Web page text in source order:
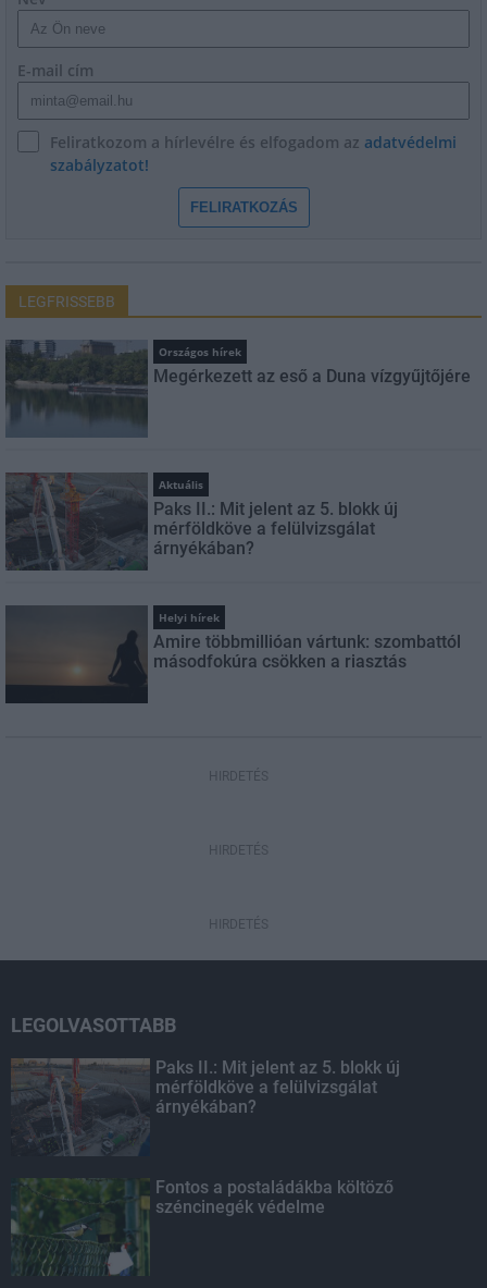
E-mail cím
Feliratkozom a hírlevélre és elfogadom az adatvédelmi
szabályzatot!
FELIRATKOZÁS
LEGFRISSEBB
Országos hírek
Megérkezett az eső a Duna vízgyűjtőjére
Aktuális
Paks II.: Mit jelent az 5. blokk új
mérföldköve a felülvizsgálat
árnyékában?
Helyi hírek
Amire többmillióan vártunk: szombattól
másodfokúra csökken a riasztás
HIRDETÉS
HIRDETÉS
HIRDETÉS
LEGOLVASOTTABB
Paks II.: Mit jelent az 5. blokk új
mérföldköve a felülvizsgálat
árnyékában?
Fontos a postaládákba költöző
széncinegék védelme